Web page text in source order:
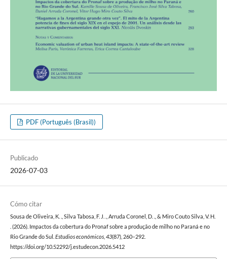
PDF (Português (Brasil))
Publicado
2026-07-03
Cómo citar
Sousa de Oliveira, K. ., Silva Tabosa, F. J. ., Arruda Coronel, D. ., & Miro Couto Silva, V. H.
. (2026). Impactos da cobertura do Pronaf sobre a produção de milho no Paraná e no
Rio Grande do Sul. Estudios económicos, 43(87), 260–292.
https://doi.org/10.52292/j.estudecon.2026.5412